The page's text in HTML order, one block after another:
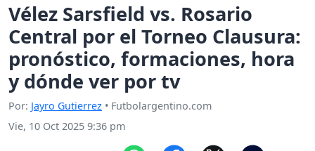
Vélez Sarsfield vs. Rosario
Central por el Torneo Clausura:
pronóstico, formaciones, hora
y dónde ver por tv
Por: Jayro Gutierrez • Futbolargentino.com
Vie, 10 Oct 2025 9:36 pm